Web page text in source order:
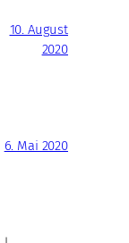
10. August
2020
6. Mai 2020